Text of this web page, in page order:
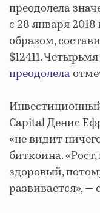
преодолела
с 28 января
образом,
$12411.
преодолела
Capital Денис
«не видит
биткоина.
здоровый,
развивается», —